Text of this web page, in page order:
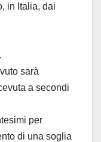
in Italia, dai
sarà
a secondi
per
di una soglia